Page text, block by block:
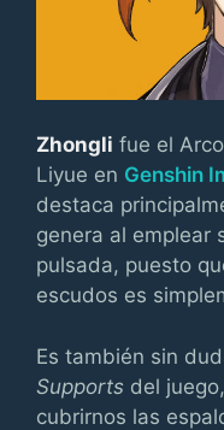
Zhongli fue el
Liyue en Genshin
destaca
genera al emplear
pulsada, puesto
escudos es
Es también sin
Supports del
cubrirnos las